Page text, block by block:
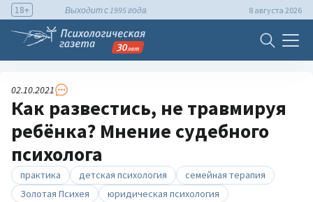
18+ Выходит с 1995 года 8 августа 2026
02.10.2021
Как развестись, не травмируя
ребёнка? Мнение судебного
психолога
практика детская психология
семейная терапия
Золотая Психея
юридическая психология